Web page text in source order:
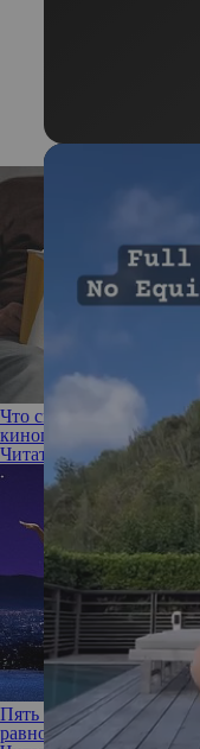
Что смотреть: четыре
кинопрокате
Читать полностью
Пять незабываемых
равнодушным